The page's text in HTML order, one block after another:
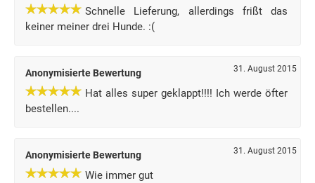
Schnelle Lieferung, allerdings frißt das
keiner meiner drei Hunde. :(
Anonymisierte Bewertung 31. August 2015
Hat alles super geklappt!!!! Ich werde öfter
bestellen....
Anonymisierte Bewertung 31. August 2015
Wie immer gut